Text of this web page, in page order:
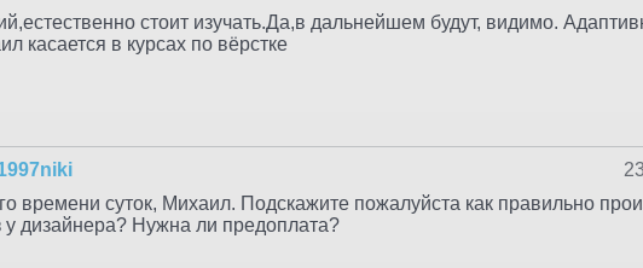
стоит изучать.Да,в дальнейшем будут, видимо.
касается в курсах по вёрстке
времени суток, Михаил. Подскажите пожалуйста как правильно
у дизайнера? Нужна ли предоплата?